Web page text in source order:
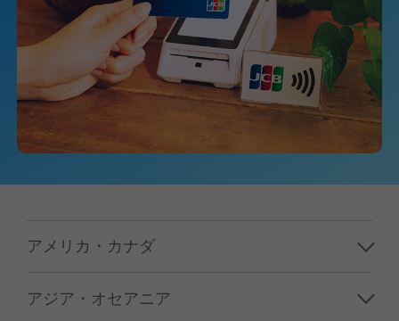
アメリカ・カナダ
ハワイ
アジア・オセアニア